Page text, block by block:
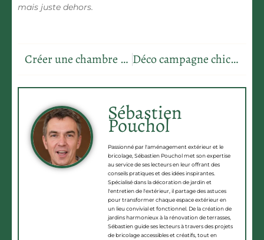
mais juste dehors.
Créer une chambre dans studio 24m2 : les meilleures idées d’aménagement Déco campagne chic cuisine : les 9 idées pour une ambiance chaleureuse
Sébastien
Pouchol
Passionné par l'aménagement extérieur et le
bricolage, Sébastien Pouchol met son expertise
au service de ses lecteurs en leur offrant des
conseils pratiques et des idées inspirantes.
Spécialisé dans la décoration de jardin et
l'entretien de l'extérieur, il partage des astuces
pour transformer chaque espace extérieur en
un lieu convivial et fonctionnel. De la création de
jardins harmonieux à la rénovation de terrasses,
Sébastien guide ses lecteurs à travers des projets
de bricolage accessibles et créatifs, tout en